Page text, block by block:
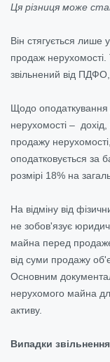
Ця різниця може
Він стягується лише
продаж
звільнений від ПДФО,
Щодо оподаткування
нерухомості –
продажу
оподатковується за
розмірі 18% на
На відміну від
не зобов'язує
майна перед
від суми продажу
Основним
нерухомого майна
активу.
Випадки